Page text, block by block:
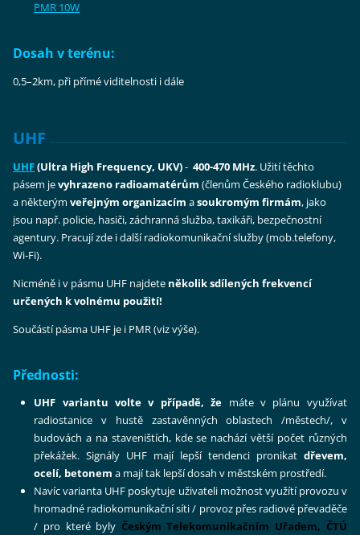
PMR 10W
Dosah v terénu:
0,5–2km, při přímé viditelnosti i dále
UHF
UHF(Ultra High Frequency, UKV)-400-470 MHz. Užití těchto
pásem jevyhrazeno radioamatérům (členům Českého radioklubu)
a některýmveřejným organizacím asoukromým firmám, jako
jsou např. policie, hasiči, záchranná služba, taxikáři, bezpečnostní
agentury. Pracují zde i další radiokomunikační služby (mob.telefony,
Wi-Fi).
Nicméně i v pásmu UHF najdete několik sdílených frekvencí
určených k volnému použití!
Součástí pásma UHF je i PMR (viz výše).
Přednosti:
UHF variantu volte v případě, že máte v plánu využívat
radiostanice v hustě zastavěnných oblastech /městech/, v
budovách a na staveništích, kde se nachází větší počet různých
překážek. Signály UHF mají lepší tendenci pronikat dřevem,
ocelí, betonem a mají tak lepší dosah v městském prostředí.
Navíc varianta UHF poskytuje uživateli možnost využítí provozu v
hromadné radiokomunikační síti / provoz přes radiové převaděče
/ pro které byly Českým Telekomunikačním Uřadem, ČTÚ